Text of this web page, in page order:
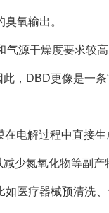
氧输出。
源干燥度要求较
，DBD更像是一条
电解过程中直接
少氮氧化物等副产
医疗器械预清洗